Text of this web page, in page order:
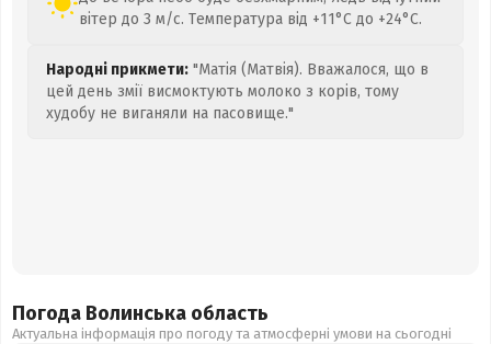
вітер до 3 м/с. Температура від +11°C до +24°C.
Народні прикмети: "Матія (Матвія). Вважалося, що в
цей день змії висмоктують молоко з корів, тому
худобу не виганяли на пасовище."
Погода Волинська область
Актуальна інформація про погоду та атмосферні умови на сьогодні